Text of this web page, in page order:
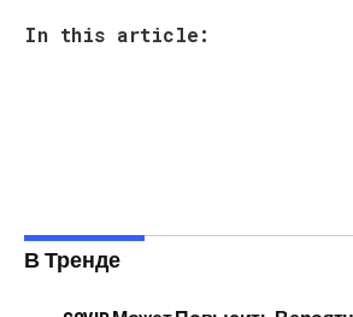
In this article:
В Тренде